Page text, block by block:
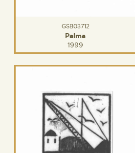
GSB03712
Palma
1999